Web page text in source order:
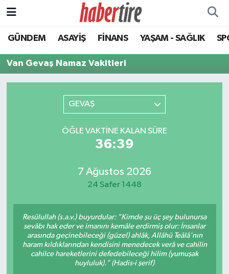
GÜNDEM ASAYİŞ FİNANS YAŞAM - SAĞLIK
Van Gevaş Namaz Vakitleri
GEVAŞ
ÖĞLE VAKTINE KALAN SÜRE
36:39
7 Ağustos 2026
24 Safer 1448
Resûlullah (s.a.v.) buyurdular: "Kimde şu üç şey bulunursa
sevâbı hak eder ve imanını kemâle erdirmiş olur: İnsanlar
arasında geçinebileceği (güzel) ahlâk, Allâhü Teâlâ'nın
haram kıldıklarından kendisini menedecek verâ ve cahilin
cahilce hareketlerini defedebileceği hilim (yumuşak
huyluluk)." (Hadis-i şerif)
Tire Nöbetçi Eczaneler
Tire Hava Durumu
Son Dakika Haberleri